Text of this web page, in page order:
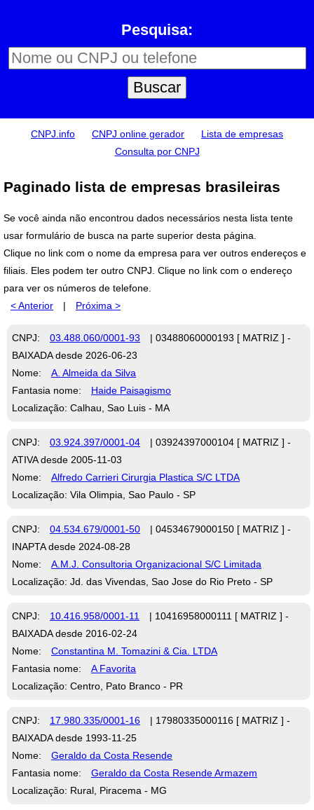
Pesquisa:
CNPJ.info CNPJ online gerador
Lista de empresas
Consulta por CNPJ
Paginado lista de empresas brasileiras
Se você ainda não encontrou dados necessários nesta lista tente
usar formulário de busca na parte superior desta página.
Clique no link com o nome da empresa para ver outros endereços e
filiais. Eles podem ter outro CNPJ. Clique no link com o endereço
para ver os números de telefone.
< Anterior
| Próxima >
CNPJ: 03.488.060/0001-93
| 03488060000193 [ MATRIZ ] -
BAIXADA desde 2026-06-23
Nome:
A. Almeida da Silva
Fantasia nome:
Haide Paisagismo
Localização: Calhau, Sao Luis - MA
CNPJ: 03.924.397/0001-04
| 03924397000104 [ MATRIZ ] -
ATIVA desde 2005-11-03
Nome:
Alfredo Carrieri Cirurgia Plastica S/C LTDA
Localização: Vila Olimpia, Sao Paulo - SP
CNPJ: 04.534.679/0001-50
| 04534679000150 [ MATRIZ ] -
INAPTA desde 2024-08-28
Nome:
A.M.J. Consultoria Organizacional S/C Limitada
Localização: Jd. das Vivendas, Sao Jose do Rio Preto - SP
CNPJ: 10.416.958/0001-11
| 10416958000111 [ MATRIZ ] -
BAIXADA desde 2016-02-24
Nome:
Constantina M. Tomazini & Cia. LTDA
Fantasia nome:
A Favorita
Localização: Centro, Pato Branco - PR
CNPJ: 17.980.335/0001-16
| 17980335000116 [ MATRIZ ] -
BAIXADA desde 1993-11-25
Nome:
Geraldo da Costa Resende
Fantasia nome:
Geraldo da Costa Resende Armazem
Localização: Rural, Piracema - MG